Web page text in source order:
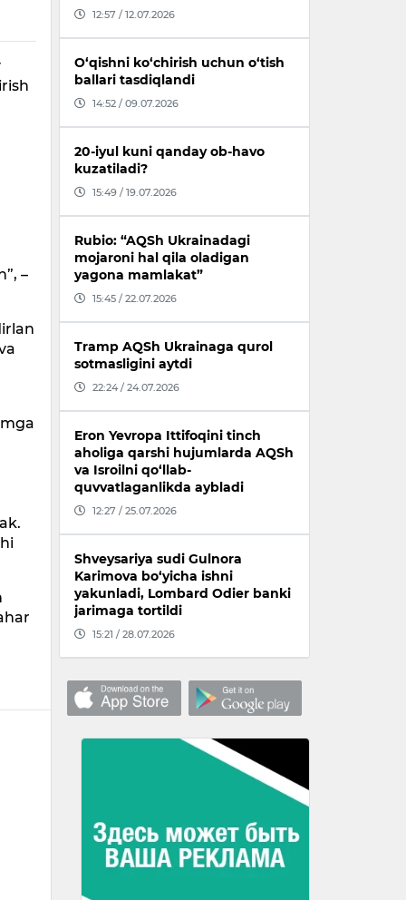
–
12:57 / 12.07.2026
O‘qishni ko‘chirish uchun o‘tish
ballari tasdiqlandi
14:52 / 09.07.2026
20-iyul kuni qanday ob-havo
kuzatiladi?
15:49 / 19.07.2026
Rubio: “AQSh Ukrainadagi
mojaroni hal qila oladigan
yagona mamlakat”
15:45 / 22.07.2026
Tramp AQSh Ukrainaga qurol
sotmasligini aytdi
22:24 / 24.07.2026
Eron Yevropa Ittifoqini tinch
aholiga qarshi hujumlarda AQSh
va Isroilni qo‘llab-
quvvatlaganlikda aybladi
12:27 / 25.07.2026
Shveysariya sudi Gulnora
Karimova bo‘yicha ishni
yakunladi, Lombard Odier banki
jarimaga tortildi
15:21 / 28.07.2026